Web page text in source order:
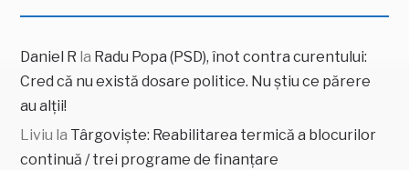
Daniel R la Radu Popa (PSD), înot contra curentului:
Cred că nu există dosare politice. Nu știu ce părere
au alții!
Liviu la Târgoviște: Reabilitarea termică a blocurilor
continuă / trei programe de finanțare